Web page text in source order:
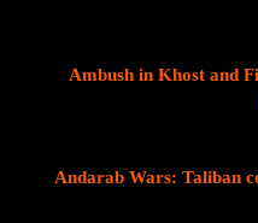
Ambush in Khost and
Andarab Wars: Taliban